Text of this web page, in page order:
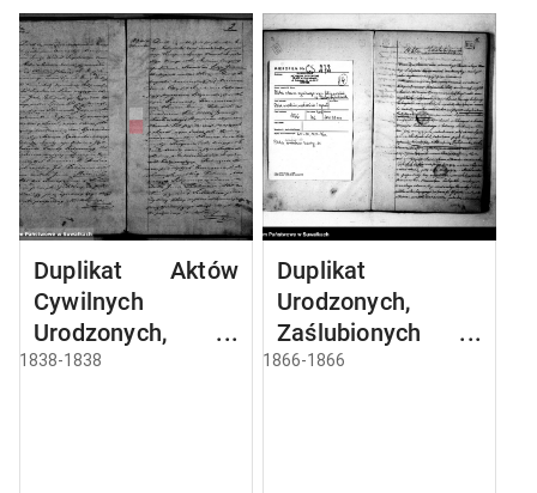
Duplikat Aktów
Cywilnych
Urodzonych,
Zaślubionych i
1838-1838
Duplikat
Urodzonych,
Zaślubionych i
Zmarłych
1866-1866